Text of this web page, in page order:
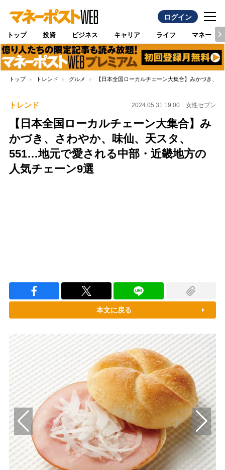
ログイン
トップ 投資 ビジネス キャリア ライフ マネー
トップ トレンド グルメ 【日本全国ローカルチェーン大集合】みかづき、
トレンド 2024.05.31 19:00 女性セブン
【日本全国ローカルチェーン大集合】み
かづき、さわやか、味仙、天スタ、
551…地元で愛される中部・近畿地方の
人気チェーン9選
本文に戻る